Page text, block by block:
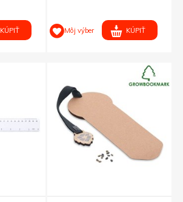
KÚPIŤ Môj výber KÚPIŤ